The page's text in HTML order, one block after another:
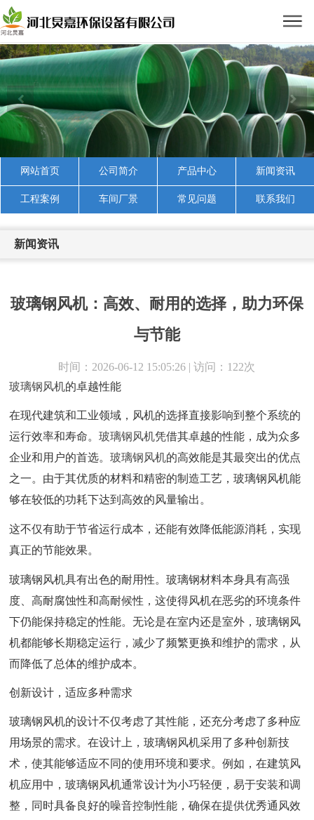
网站首页 公司简介 产品中心 新闻资讯
工程案例 车间厂景 常见问题 联系我们
新闻资讯
玻璃钢风机：高效、耐用的选择，助力环保
与节能
时间：2026-06-12 15:05:26 | 访问：122次
玻璃钢风机的卓越性能
在现代建筑和工业领域，风机的选择直接影响到整个系统的
运行效率和寿命。玻璃钢风机凭借其卓越的性能，成为众多
企业和用户的首选。玻璃钢风机的高效能是其最突出的优点
之一。由于其优质的材料和精密的制造工艺，玻璃钢风机能
够在较低的功耗下达到高效的风量输出。
这不仅有助于节省运行成本，还能有效降低能源消耗，实现
真正的节能效果。
玻璃钢风机具有出色的耐用性。玻璃钢材料本身具有高强
度、高耐腐蚀性和高耐候性，这使得风机在恶劣的环境条件
下仍能保持稳定的性能。无论是在室内还是室外，玻璃钢风
机都能够长期稳定运行，减少了频繁更换和维护的需求，从
而降低了总体的维护成本。
创新设计，适应多种需求
玻璃钢风机的设计不仅考虑了其性能，还充分考虑了多种应
用场景的需求。在设计上，玻璃钢风机采用了多种创新技
术，使其能够适应不同的使用环境和要求。例如，在建筑风
机应用中，玻璃钢风机通常设计为小巧轻便，易于安装和调
整，同时具备良好的噪音控制性能，确保在提供优秀通风效